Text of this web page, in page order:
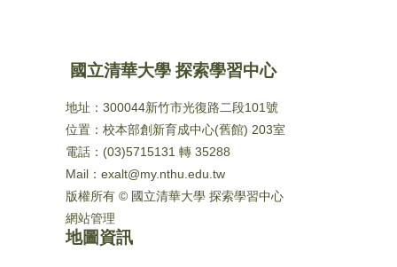
國立清華大學 探索學習中心
地址：300044新竹市光復路二段101號
位置：校本部創新育成中心(舊館) 203室
電話：(03)5715131 轉 35288
Mail：exalt@my.nthu.edu.tw
版權所有 © 國立清華大學 探索學習中心
網站管理
地圖資訊